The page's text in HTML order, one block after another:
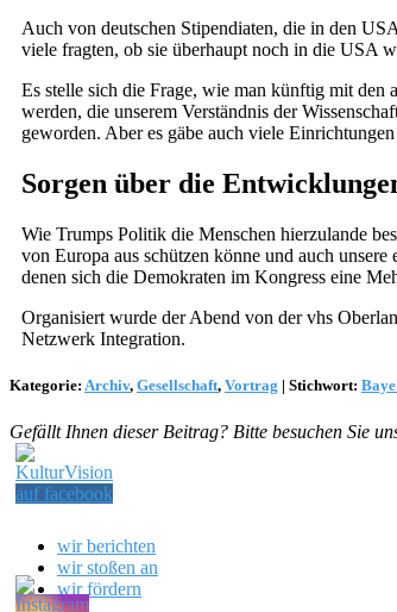
Auch von deutschen Stipendiaten, die in den
viele fragten, ob sie überhaupt noch in die USA
Es stelle sich die Frage, wie man künftig mit den
werden, die unserem Verständnis der
geworden. Aber es gäbe auch viele
Sorgen über die
Wie Trumps Politik die Menschen hierzulande
von Europa aus schützen könne und auch
denen sich die Demokraten im Kongress eine
Organisiert wurde der Abend von der vhs
Netzwerk Integration.
Kategorie: Archiv, Gesellschaft, Vortrag | Stichwort:
Gefällt Ihnen dieser Beitrag? Bitte besuchen Sie
wir berichten
wir stoßen an
wir fördern